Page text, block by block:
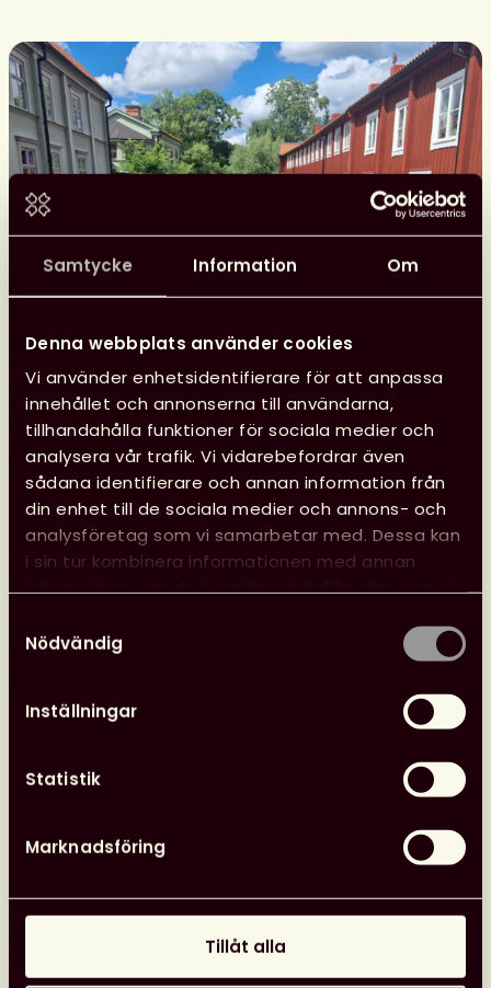
Samtycke Information Om
Denna webbplats använder cookies
Vi använder enhetsidentifierare för att anpassa
innehållet och annonserna till användarna,
tillhandahålla funktioner för sociala medier och
analysera vår trafik. Vi vidarebefordrar även
sådana identifierare och annan information från
din enhet till de sociala medier och annons- och
analysföretag som vi samarbetar med. Dessa kan
i sin tur kombinera informationen med annan
information som du har tillhandahållit eller som de
Nödvändig
Inställningar
Statistik
Marknadsföring
Tillåt alla
Glad sommar önskar kansliet
Kansliet har sommarstängt 29 juni–10 augusti, vilket
innebär att vi inte svarar på e-post eller i telefon.
sommar
Nyheter Svensk biblioteksförenings utmärkelser